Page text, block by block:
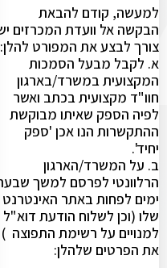
למעשה, קודם להבאת
הבקשה אל וועדת המכרזים יש
צורך לבצע את המפורט להלן:
א. לקבל מבעל הסמכות
המקצועית במשרד/בארגון
חוו"ד מקצועית בכתב ואשר
לפיה הספק שאיתו מבוקשת
ההתקשרות הנו אכן 'ספק
יחיד'.
ב. על המשרד/הארגון
הרלוונטי לפרסם למשך שבעה
ימים לפחות באתר האינטרנט
שלו (וכן לשלוח הודעת דוא"ל
למנויים על רשימת התפוצה )
את הפרטים שלהלן: